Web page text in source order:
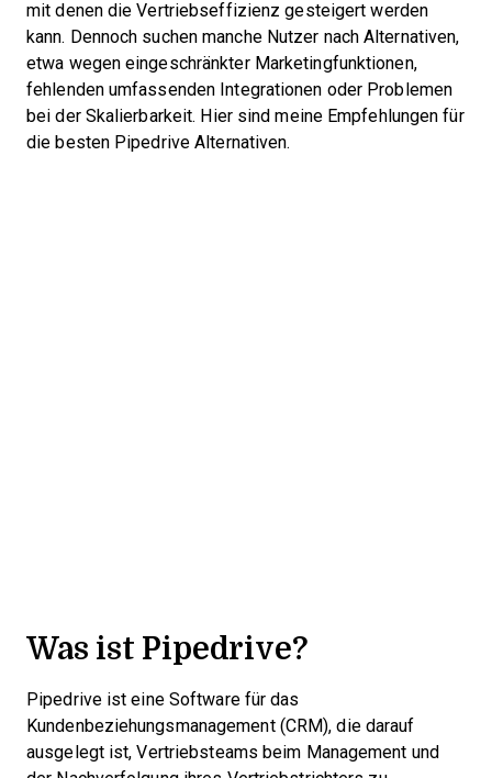
mit denen die Vertriebseffizienz gesteigert werden
kann. Dennoch suchen manche Nutzer nach Alternativen,
etwa wegen eingeschränkter Marketingfunktionen,
fehlenden umfassenden Integrationen oder Problemen
bei der Skalierbarkeit. Hier sind meine Empfehlungen für
die besten Pipedrive Alternativen.
Was ist Pipedrive?
Pipedrive ist eine Software für das
Kundenbeziehungsmanagement (CRM), die darauf
ausgelegt ist, Vertriebsteams beim Management und